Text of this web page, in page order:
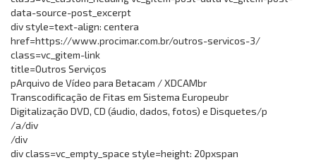
data-source-post_excerpt
div style=text-align: centera
href=https://www.procimar.com.br/outros-servicos-3/
class=vc_gitem-link
title=Outros Serviços
pArquivo de Vídeo para Betacam / XDCAMbr
Transcodificação de Fitas em Sistema Europeubr
Digitalização DVD, CD (áudio, dados, fotos) e Disquetes/p
/a/div
/div
div class=vc_empty_space style=height: 20pxspan